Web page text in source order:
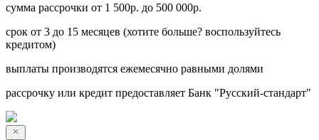
сумма рассрочки от 1 500р. до 500 000р.
срок от 3 до 15 месяцев (хотите больше? воспользуйтесь
кредитом)
выплаты производятся ежемесячно равными долями
рассрочку или кредит предоставляет Банк "Русский-стандарт"